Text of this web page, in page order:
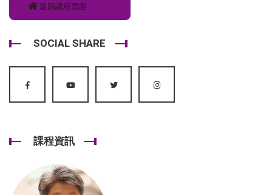
返回課程頁面
SOCIAL SHARE
課程資訊